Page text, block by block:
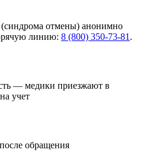
отмены) анонимно
линию: 8 (800) 350-73-81 .
— медики приезжают в
учет
обращения